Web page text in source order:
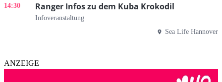
14:30 Ranger Infos zu dem Kuba Krokodil
Infoveranstaltung
Sea Life Hannover
ANZEIGE